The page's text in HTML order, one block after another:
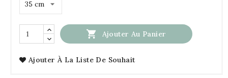
 Ajouter Au Panier
Ajouter À La Liste De Souhait